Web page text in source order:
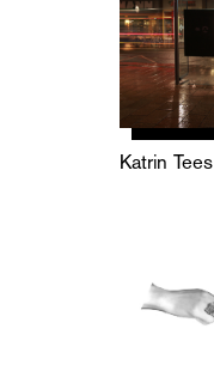
Katrin Tees